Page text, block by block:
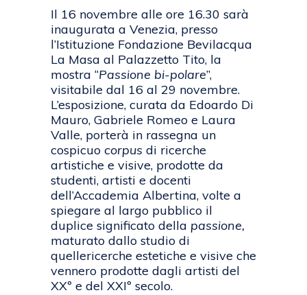
Il 16 novembre alle ore 16.30 sarà
inaugurata a Venezia, presso
l’Istituzione Fondazione Bevilacqua
La Masa al Palazzetto Tito, la
mostra “Passione bi-polare”,
visitabile dal 16 al 29 novembre.
L’esposizione, curata da Edoardo Di
Mauro, Gabriele Romeo e Laura
Valle, porterà in rassegna un
cospicuo corpus di ricerche
artistiche e visive, prodotte da
studenti, artisti e docenti
dell’Accademia Albertina, volte a
spiegare al largo pubblico il
duplice significato della passione,
maturato dallo studio di
quellericerche estetiche e visive che
vennero prodotte dagli artisti del
XXº e del XXIº secolo.